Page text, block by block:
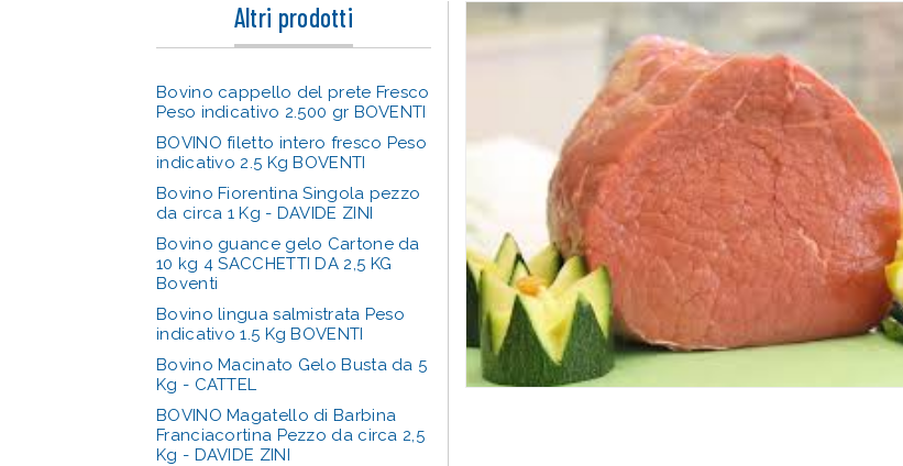
Altri prodotti
Bovino cappello del prete Fresco
Peso indicativo 2.500 gr BOVENTI
BOVINO filetto intero fresco Peso
indicativo 2.5 Kg BOVENTI
Bovino Fiorentina Singola pezzo
da circa 1 Kg - DAVIDE ZINI
Bovino guance gelo Cartone da
10 kg 4 SACCHETTI DA 2,5 KG
Boventi
Bovino lingua salmistrata Peso
indicativo 1.5 Kg BOVENTI
Bovino Macinato Gelo Busta da 5
Kg - CATTEL
BOVINO Magatello di Barbina
Franciacortina Pezzo da circa 2,5
Kg - DAVIDE ZINI